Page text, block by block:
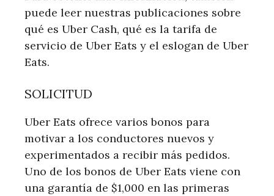
puede leer nuestras publicaciones sobre
qué es Uber Cash, qué es la tarifa de
servicio de Uber Eats y el eslogan de Uber
Eats.
SOLICITUD
Uber Eats ofrece varios bonos para
motivar a los conductores nuevos y
experimentados a recibir más pedidos.
Uno de los bonos de Uber Eats viene con
una garantía de $1,000 en las primeras